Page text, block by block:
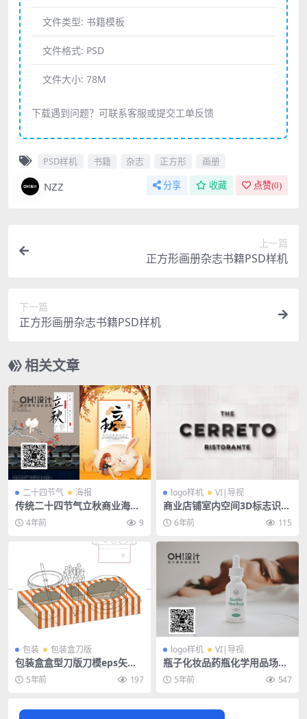
文件类型: 书籍模板
文件格式: PSD
文件大小: 78M
下载遇到问题？可联系客服或提交工单反馈
PSD样机 书籍 杂志 正方形 画册
NZZ 分享 收藏 点赞(0)
上一篇
正方形画册杂志书籍PSD样机
下一篇
正方形画册杂志书籍PSD样机
相关文章
二十四节气 海报
传统二十四节气立秋商业海报
插画宣传PSD素材模板
4年前 9
logo样机 VI|导视
商业店铺室内空间3D标志识门
牌LOGO贴图VI导视智能贴图
PS样机素材
6年前 115
包装 包装盒刀版
包装盒盒型刀版刀模eps矢量
图 5年前 197
logo样机 VI|导视
瓶子化妆品药瓶化学用品场景l
ogo样机
5年前 547